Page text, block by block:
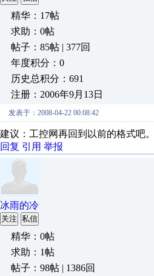
精华：17帖
求助：0帖
帖子：85帖 | 377回
年度积分：0
历史总积分：691
注册：2006年9月13日
发表于：2008-04-22 00:08:42
建议：工控网再回到以前的格式吧
回复 引用 举报
冰雨的冷
关注 私信
精华：0帖
求助：1帖
帖子：98帖 | 1386回